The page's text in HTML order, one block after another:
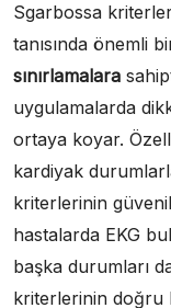
Sgarbossa
tanısında önemli
sınırlamalara
uygulamalarda
ortaya koyar.
kardiyak
kriterlerinin
hastalarda EKG
başka durumları
kriterlerinin doğru